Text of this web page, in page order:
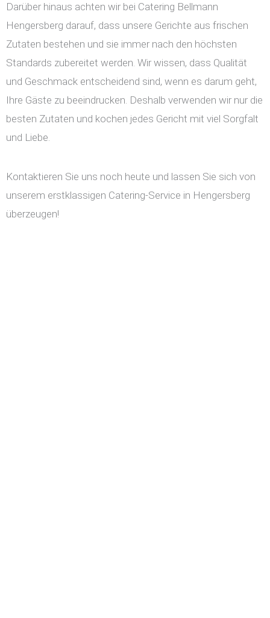
Darüber hinaus achten wir bei Catering Bellmann
Hengersberg darauf, dass unsere Gerichte aus frischen
Zutaten bestehen und sie immer nach den höchsten
Standards zubereitet werden. Wir wissen, dass Qualität
und Geschmack entscheidend sind, wenn es darum geht,
Ihre Gäste zu beeindrucken. Deshalb verwenden wir nur die
besten Zutaten und kochen jedes Gericht mit viel Sorgfalt
und Liebe.
Kontaktieren Sie uns noch heute und lassen Sie sich von
unserem erstklassigen Catering-Service in Hengersberg
überzeugen!